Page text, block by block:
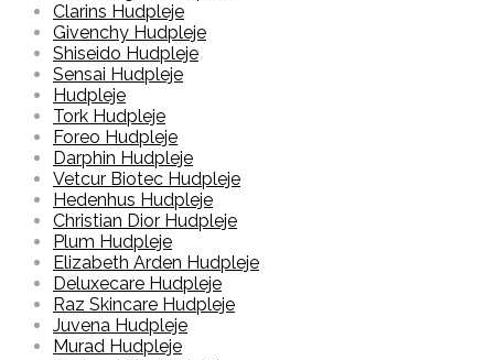
Clarins Hudpleje
Givenchy Hudpleje
Shiseido Hudpleje
Sensai Hudpleje
Hudpleje
Tork Hudpleje
Foreo Hudpleje
Darphin Hudpleje
Vetcur Biotec Hudpleje
Hedenhus Hudpleje
Christian Dior Hudpleje
Plum Hudpleje
Elizabeth Arden Hudpleje
Deluxecare Hudpleje
Raz Skincare Hudpleje
Juvena Hudpleje
Murad Hudpleje